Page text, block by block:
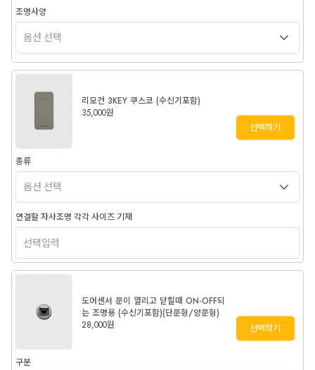
조명사양
리모컨 3KEY 쿠스코 (수신기포함)
35,000원
종류
연결할 자사조명 각각 사이즈 기재
선택하기
도어센서 문이 열리고 닫힐때 ON-OFF되
는 조명용 (수신기포함)(단문형/양문형)
28,000원
구분
선택하기